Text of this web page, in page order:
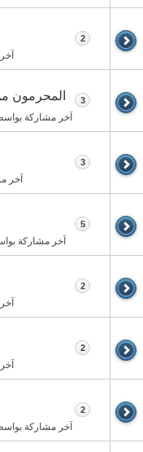
2
المحرمون
آخر مشاركة
3
آخر
3
آخر مشاركة
5
2
2
آخر مشاركة
2